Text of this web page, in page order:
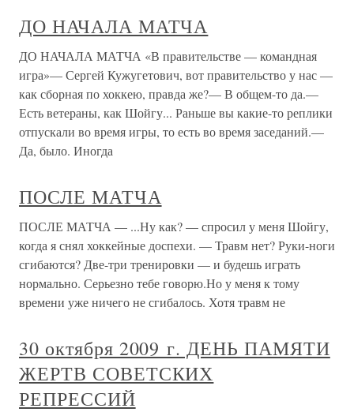
ДО НАЧАЛА МАТЧА
ДО НАЧАЛА МАТЧА «В правительстве — командная
игра»— Сергей Кужугетович, вот правительство у нас —
как сборная по хоккею, правда же?— В общем-то да.—
Есть ветераны, как Шойгу... Раньше вы какие-то реплики
отпускали во время игры, то есть во время заседаний.—
Да, было. Иногда
ПОСЛЕ МАТЧА
ПОСЛЕ МАТЧА — ...Ну как? — спросил у меня Шойгу,
когда я снял хоккейные доспехи. — Травм нет? Руки-ноги
сгибаются? Две-три тренировки — и будешь играть
нормально. Серьезно тебе говорю.Но у меня к тому
времени уже ничего не сгибалось. Хотя травм не
30 октября 2009 г. ДЕНЬ ПАМЯТИ
ЖЕРТВ СОВЕТСКИХ
РЕПРЕССИЙ